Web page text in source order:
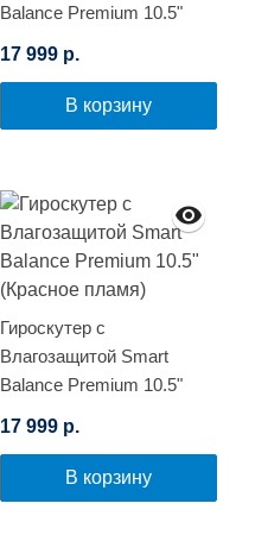
Balance Premium 10.5"
17 999 р.
В корзину
Гироскутер с
Влагозащитой Smart
Balance Premium 10.5"
17 999 р.
В корзину